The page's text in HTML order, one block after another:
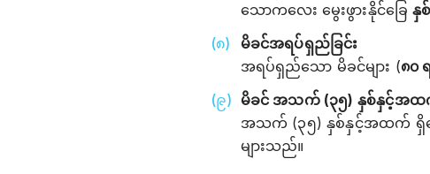
သောကလေး မွေးဖွားနိုင်ခြေနှ
မိခင်အရပ်ရှည်ခြင်း
အရပ်ရှည်သော မိခင်များ (၈၀
မိခင် အသက် (၃၅) နှစ်နှင့်အထက်
အသက် (၃၅) နှစ်နှင့်အထက် ရှိသ
များသည်။